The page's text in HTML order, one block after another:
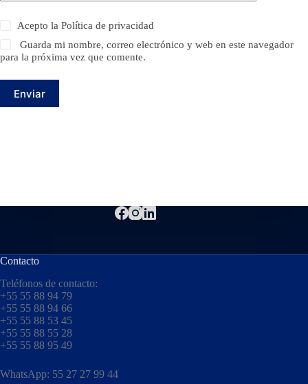
Acepto laPolítica de privacidad
Guarda mi nombre, correo electrónico y web en este navegador
para la próxima vez que comente.
Enviar
Contacto
Teléfonos de contacto:
+55 55 88 94 79
+55 55 88 94 66
+55 55 88 53 45
+55 55 88 55 28
+55 55 88 95 49
WhatsApp: 55 27 27 99 44